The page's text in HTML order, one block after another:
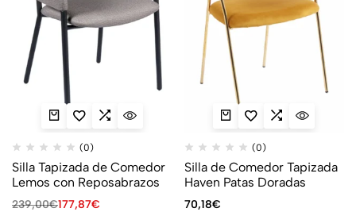
(0)
Silla Tapizada de Comedor
Lemos con Reposabrazos
239,00€177,87€
(0)
Silla de Comedor Tapizada
Haven Patas Doradas
70,18€